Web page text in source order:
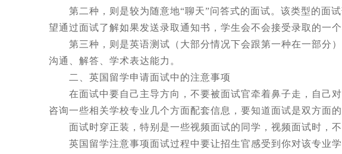
第二种，则是较为随意地“聊天”问答式的面试。该类型的面试
望通过面试了解如果发送录取通知书，学生会不会接受录取的一个
第三种，则是英语测试（大部分情况下会跟第一种在一部分）
沟通、解答、学术表达能力。
二、英国留学申请面试中的注意事项
在面试中要自己主导方向，不要被面试官牵着鼻子走，自己对
咨询一些相关学校专业几个方面配套信息，要知道面试是双方面
面试时穿正装，特别是一些视频面试的同学，视频面试时，不
英国留学注意事项面试过程中要让招生官感受到你对该专业学